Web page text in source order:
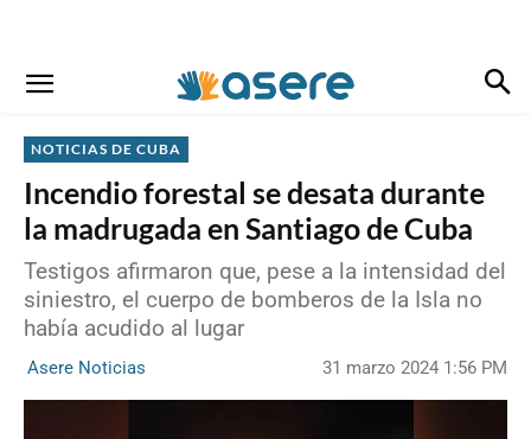
NOTICIAS DE CUBA
Incendio forestal se desata durante
la madrugada en Santiago de Cuba
Testigos afirmaron que, pese a la intensidad del
siniestro, el cuerpo de bomberos de la Isla no
había acudido al lugar
Asere Noticias 31 marzo 2024 1:56 PM